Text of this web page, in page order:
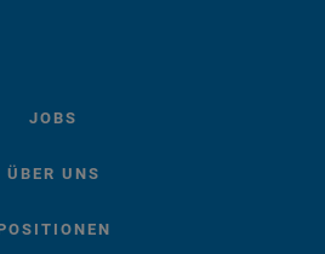
JOBS
ÜBER UNS